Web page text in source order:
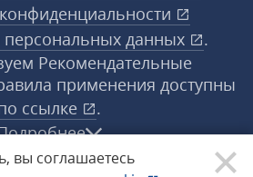
вы соглашаетесь
персональных данных
.
Рекомендательные
применения доступны
ссылке
.